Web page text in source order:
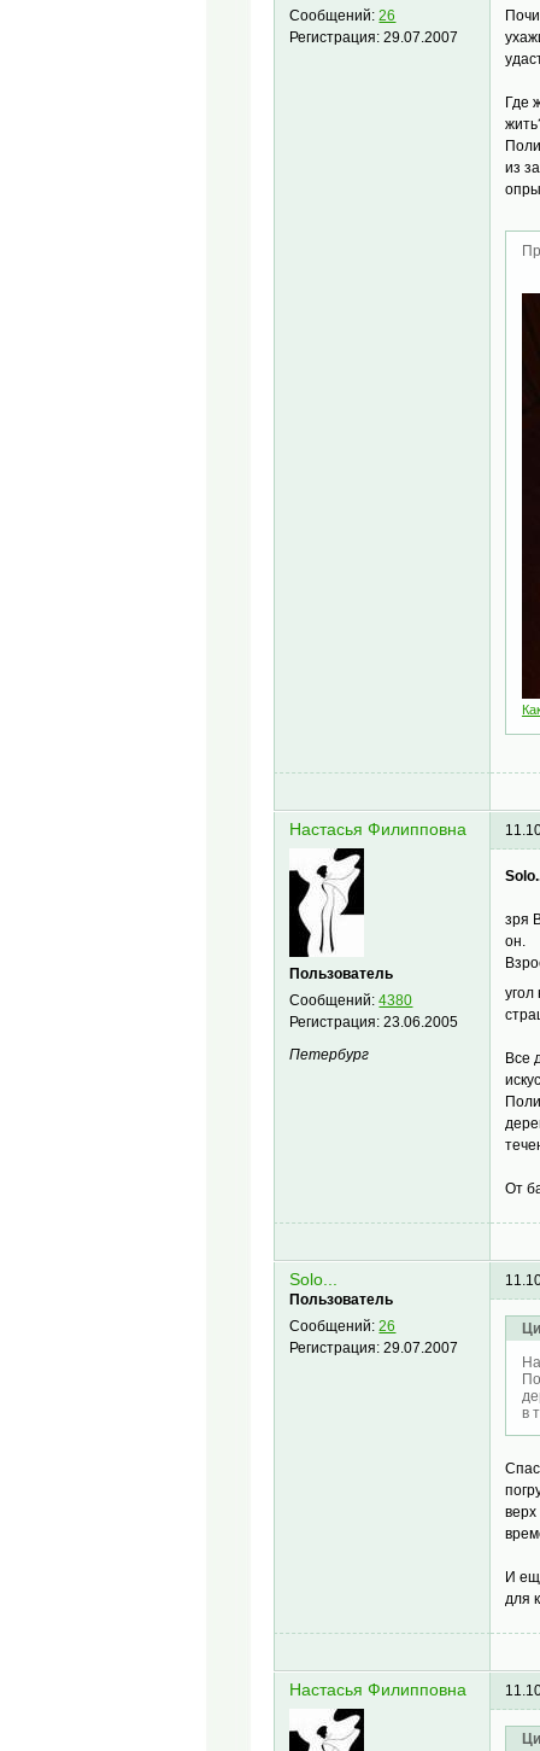
Сообщений:26
Регистрация:29.07.2007
Где
из
Настасья Филипповна
Пользователь
Сообщений:4380
Регистрация:23.06.2005
Петербург
зря
он.
Все
От
Solo...
Пользователь
Сообщений:26
Регистрация:29.07.2007
в
И
для
Настасья Филипповна